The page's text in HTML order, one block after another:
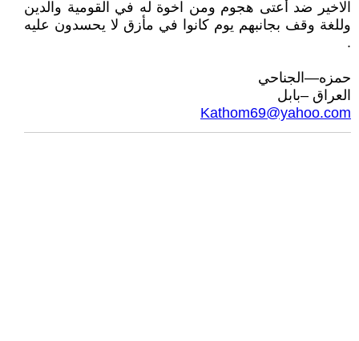
الاخير ضد أعتى هجوم ومن اخوة له في القومية والدين
وللغة وقف بجانبهم يوم كانوا في مأزق لا يحسدون عليه
.
حمزه—الجناحي
العراق –بابل
Kathom69@yahoo.com